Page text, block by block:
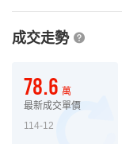
成交走勢
78.6 萬
最新成交單價
114-12